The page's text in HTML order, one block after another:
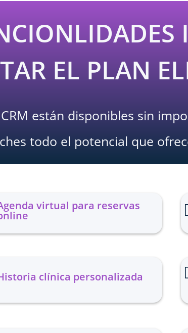
EL PLAN
están disponibles sin
todo el potencial que
virtual para reservas
clínica personalizada